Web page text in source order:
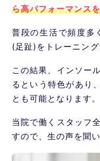
ら高パフォーマンス
普段の生活で頻度多
(足趾)をトレーニング
この結果、インソー
るという特色があり
とも可能となります。
当院で働くスタッフ
すので、生の声を聞